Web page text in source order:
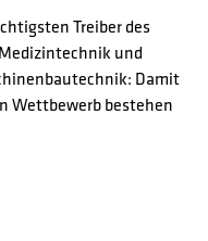
Treiber des
und
Damit
Wettbewerb bestehen